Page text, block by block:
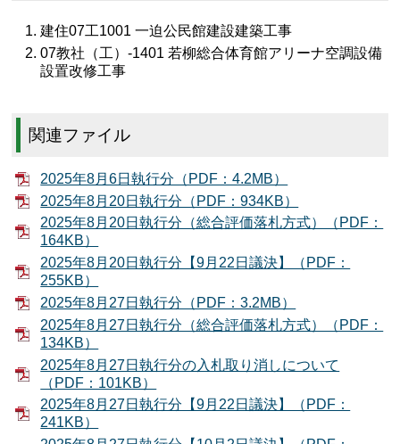
建住07工1001 一迫公民館建設建築工事
07教社（工）-1401 若柳総合体育館アリーナ空調設備
設置改修工事
関連ファイル
2025年8月6日執行分（PDF：4.2MB）
2025年8月20日執行分（PDF：934KB）
2025年8月20日執行分（総合評価落札方式）（PDF：
164KB）
2025年8月20日執行分【9月22日議決】（PDF：
255KB）
2025年8月27日執行分（PDF：3.2MB）
2025年8月27日執行分（総合評価落札方式）（PDF：
134KB）
2025年8月27日執行分の入札取り消しについて
（PDF：101KB）
2025年8月27日執行分【9月22日議決】（PDF：
241KB）